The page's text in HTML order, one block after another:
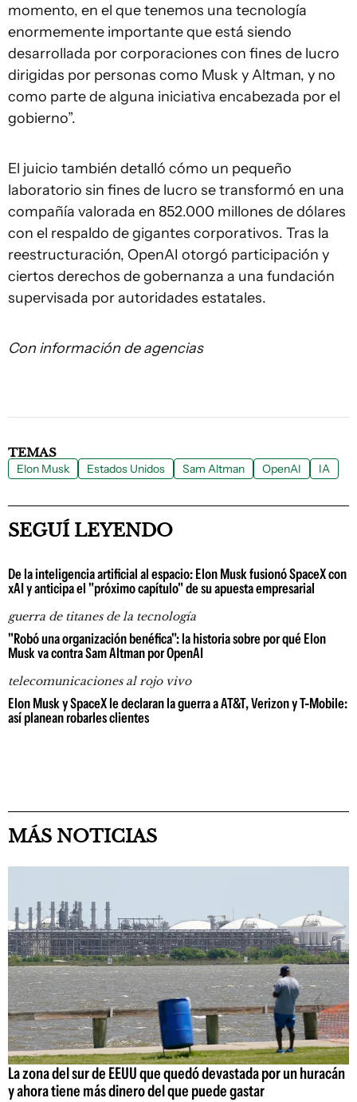
momento, en el que tenemos una tecnología
enormemente importante que está siendo
desarrollada por corporaciones con fines de lucro
dirigidas por personas como Musk y Altman, y no
como parte de alguna iniciativa encabezada por el
gobierno”.
El juicio también detalló cómo un pequeño
laboratorio sin fines de lucro se transformó en una
compañía valorada en 852.000 millones de dólares
con el respaldo de gigantes corporativos. Tras la
reestructuración, OpenAI otorgó participación y
ciertos derechos de gobernanza a una fundación
supervisada por autoridades estatales.
Con información de agencias
TEMAS
Elon Musk Estados Unidos Sam Altman OpenAI IA
SEGUÍ LEYENDO
De la inteligencia artificial al espacio: Elon Musk fusionó SpaceX con
xAI y anticipa el "próximo capítulo" de su apuesta empresarial
guerra de titanes de la tecnología
"Robó una organización benéfica": la historia sobre por qué Elon
Musk va contra Sam Altman por OpenAI
telecomunicaciones al rojo vivo
Elon Musk y SpaceX le declaran la guerra a AT&T, Verizon y T-Mobile:
así planean robarles clientes
MÁS NOTICIAS
La zona del sur de EEUU que quedó devastada por un huracán
y ahora tiene más dinero del que puede gastar